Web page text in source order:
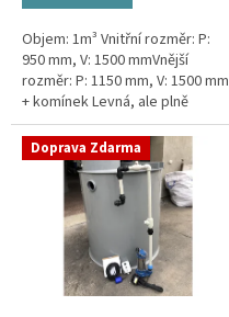
Objem: 1m³ Vnitřní rozměr: P:
950 mm, V: 1500 mmVnější
rozměr: P: 1150 mm, V: 1500 mm
+ komínek Levná, ale plně
funkční přečerpávací stanice
určená k chatám, zahradám,
sklepům,...
Doprava Zdarma